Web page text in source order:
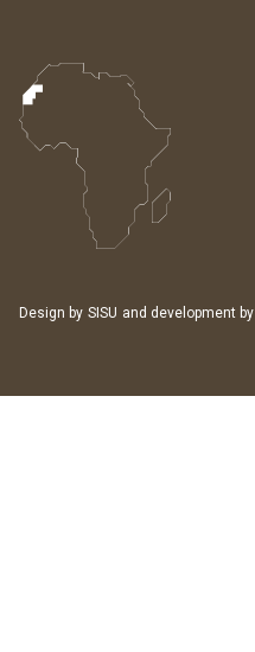
Design by SISU and development by